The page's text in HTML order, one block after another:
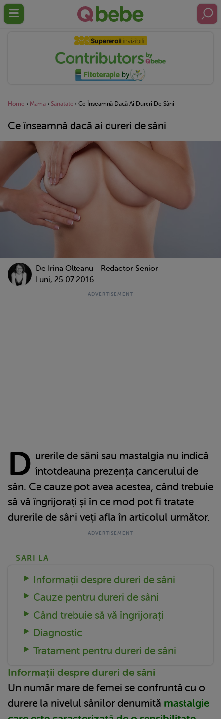
Home › Mama › Sanatate › Ce Înseamnă Dacă Ai Dureri De Sâni
Ce înseamnă dacă ai dureri de sâni
De Irina Olteanu - Redactor Senior
Luni, 25.07.2016
D urerile de sâni sau mastalgia nu indică
întotdeauna prezența cancerului de
sân. Ce cauze pot avea acestea, când trebuie
să vă îngrijorați și în ce mod pot fi tratate
durerile de sâni veți afla în articolul următor.
SARI LA
Informații despre dureri de sâni
Cauze pentru dureri de sâni
Când trebuie să vă îngrijorați
Diagnostic
Tratament pentru dureri de sâni
Informații despre dureri de sâni
Un număr mare de femei se confruntă cu o
durere la nivelul sânilor denumită mastalgie